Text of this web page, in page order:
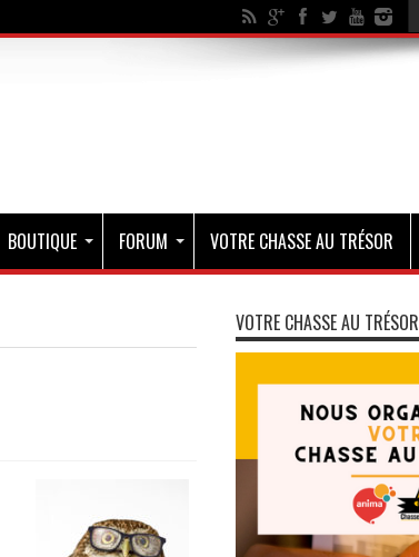
BOUTIQUE FORUM VOTRE CHASSE AU TRÉSOR
VOTRE CHASSE AU TRÉSOR